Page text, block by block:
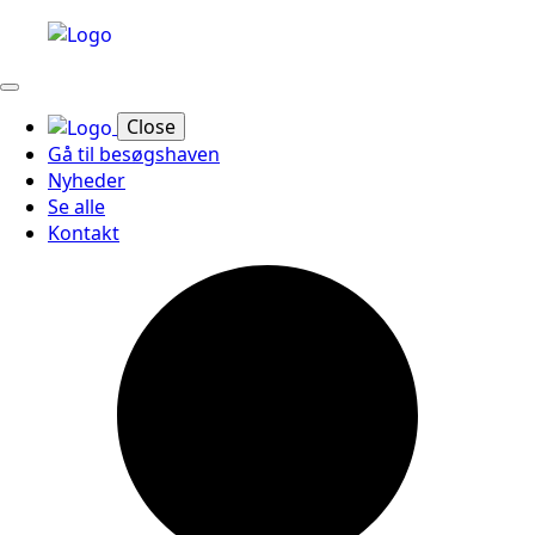
Close
Gå til besøgshaven
Nyheder
Se alle
Kontakt